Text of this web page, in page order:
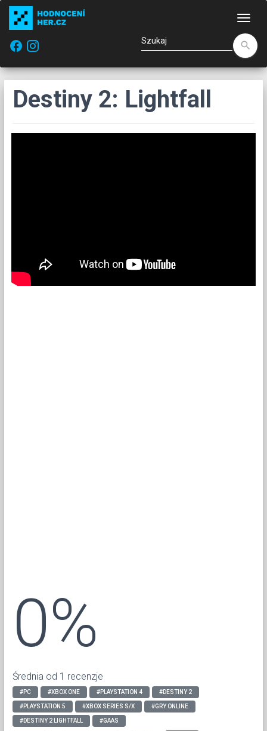
facebook
search
Destiny 2: Lightfall
0%
Średnia od 1 recenzje
#PC #XBOX ONE #PLAYSTATION 4 #DESTINY 2
#PLAYSTATION 5 #XBOX SERIES S/X #GRY ONLINE
#DESTINY 2 LIGHTFALL #GAAS